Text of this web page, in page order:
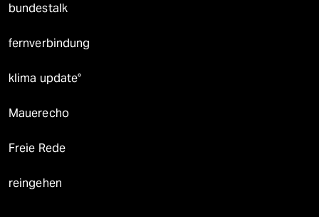
bundestalk
fernverbindung
klima update°
Mauerecho
Freie Rede
reingehen